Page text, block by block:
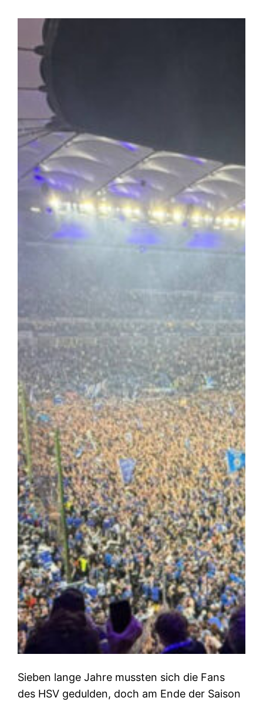
Sieben lange Jahre mussten sich die Fans
des HSV gedulden, doch am Ende der Saison